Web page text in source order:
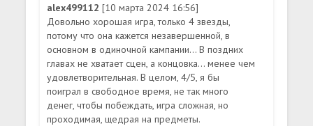
alex499112[10 марта 2024 16:56]
Довольно хорошая игра, только 4 звезды,
потому что она кажется незавершенной, в
основном в одиночной кампании... В поздних
главах не хватает сцен, а концовка... менее чем
удовлетворительная. В целом, 4/5, я бы
поиграл в свободное время, не так много
денег, чтобы побеждать, игра сложная, но
проходимая, щедрая на предметы.